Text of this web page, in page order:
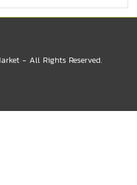
- All Rights Reserved.